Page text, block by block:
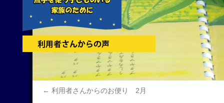
← 利用者さんからのお便り 2月